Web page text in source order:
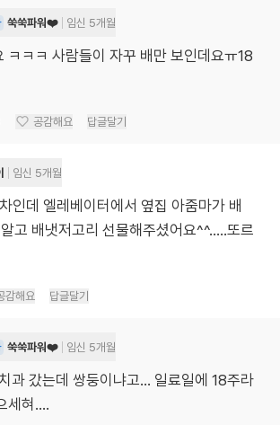
쑥쑥파워❤️ 임신 5개월
ㅋㅋㅋ 사람들이 자꾸 배만 보인데요ㅠ18
공감해요 답글달기
임신 5개월
인데 엘레베이터에서 옆집 아줌마가 배
고 배냇저고리 선물해주셨어요^^.....또르
감해요 답글달기
쑥쑥파워❤️ 임신 5개월
과 갔는데 쌍둥이냐고... 일료일에 18주라
세혀....